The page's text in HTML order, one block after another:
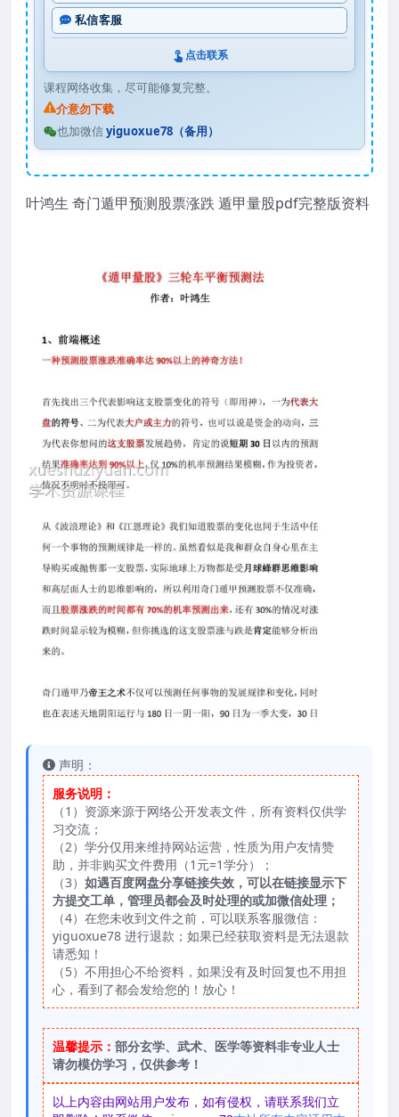
私信客服
点击联系
课程网络收集，尽可能修复完整。
介意勿下载
也加微信yiguoxue78（备用）
叶鸿生 奇门遁甲预测股票涨跌 遁甲量股pdf完整版资料
声明：
服务说明：
（1）资源来源于网络公开发表文件，所有资料仅供学
习交流；
（2）学分仅用来维持网站运营，性质为用户友情赞
助，并非购买文件费用（1元=1学分）；
（3） 如遇百度网盘分享链接失效，可以在链接显示下
方提交工单，管理员都会及时处理的或加微信处理；
（4）在您未收到文件之前，可以联系客服微信：
yiguoxue78 进行退款；如果已经获取资料是无法退款
请悉知！
（5）不用担心不给资料，如果没有及时回复也不用担
心，看到了都会发给您的！放心！
温馨提示： 部分玄学、武术、医学等资料非专业人士
请勿模仿学习，仅供参考！
以上内容由网站用户发布，如有侵权，请联系我们立